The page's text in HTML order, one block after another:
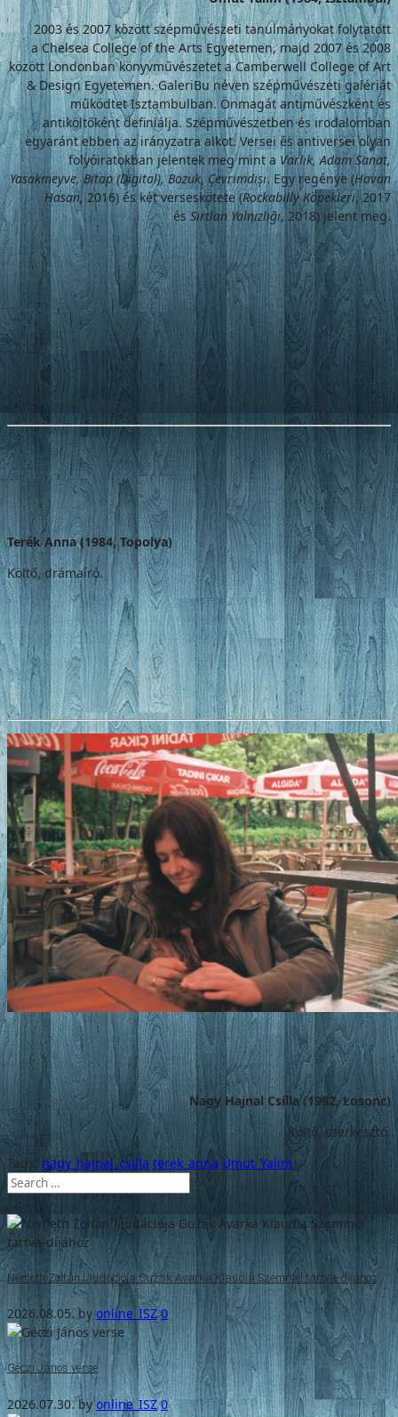
2003 és 2007 között szépművészeti tanulmányokat folytatott
a Chelsea College of the Arts Egyetemen, majd 2007 és 2008
között Londonban könyvművészetet a Camberwell College of Art
& Design Egyetemen. GaleriBu néven szépművészeti galériát
működtet Isztambulban. Önmagát antiművészként és
antiköltőként definiálja. Szépművészetben és irodalomban
egyaránt ebben az irányzatra alkot. Versei és antiversei olyan
folyóiratokban jelentek meg mint a Varlık, Adam Sanat,
Yasakmeyve, Bitap (Digital), Bozuk, Çevrimdışı. Egy regénye (Havan
Hasan, 2016) és két verseskötete (Rockabilly Köpekleri, 2017
ésSırtlan Yalnızlığı, 2018) jelent meg.
Terék Anna (1984, Topolya)
Költő, drámaíró.
Nagy Hajnal Csilla (1992, Losonc)
Költő, szerkesztő.
Tags: nagy_hajnal_csilla terek_anna Umut_Yalım
Németh Zoltán laudációja Gužák Avarka Klaudia Szemmel tartva-díjához
2026.08.05. by online_ISZ 0
Géczi János verse
2026.07.30. byonline_ISZ 0